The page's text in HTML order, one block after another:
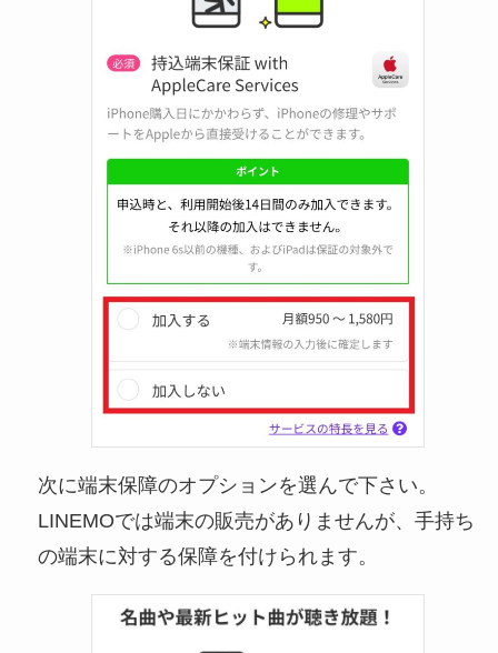
次に端末保障のオプションを選んで下さい。
LINEMOでは端末の販売がありませんが、手持ち
の端末に対する保障を付けられます。